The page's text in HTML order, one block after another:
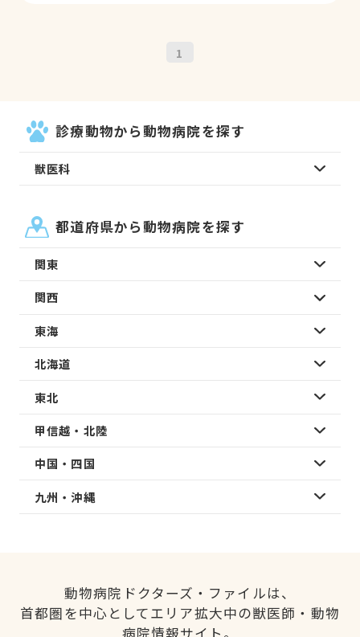
1
診療動物から動物病院を探す
獣医科
都道府県から動物病院を探す
関東
関西
東海
北海道
東北
甲信越・北陸
中国・四国
九州・沖縄
動物病院ドクターズ・ファイルは、
首都圏を中心としてエリア拡大中の獣医師・動物
病院情報サイト。